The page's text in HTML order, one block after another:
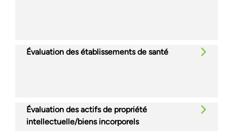
Évaluation des établissements de santé
Évaluation des actifs de propriété
intellectuelle/biens incorporels